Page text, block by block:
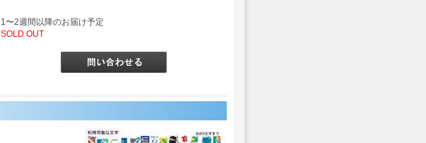
1〜2週間以降のお届け予定
SOLD OUT